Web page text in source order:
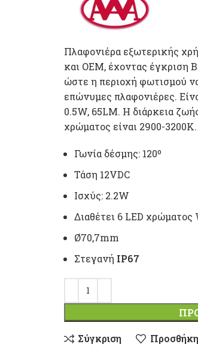
Πλαφονιέρα εξωτερικής
και OEM, έχοντας έγκριση
ώστε η περιοχή φωτισμού
επώνυμες πλαφονιέρες.
0.5W, 65LM. Η διάρκεια
χρώματος είναι 2900-3200Κ.
Γωνία δέσμης: 120º
Τάση 12VDC
Ισχύς: 2.2W
Διαθέτει 6 LED
Ø70,7mm
Στεγανή IP67
Σύγκριση